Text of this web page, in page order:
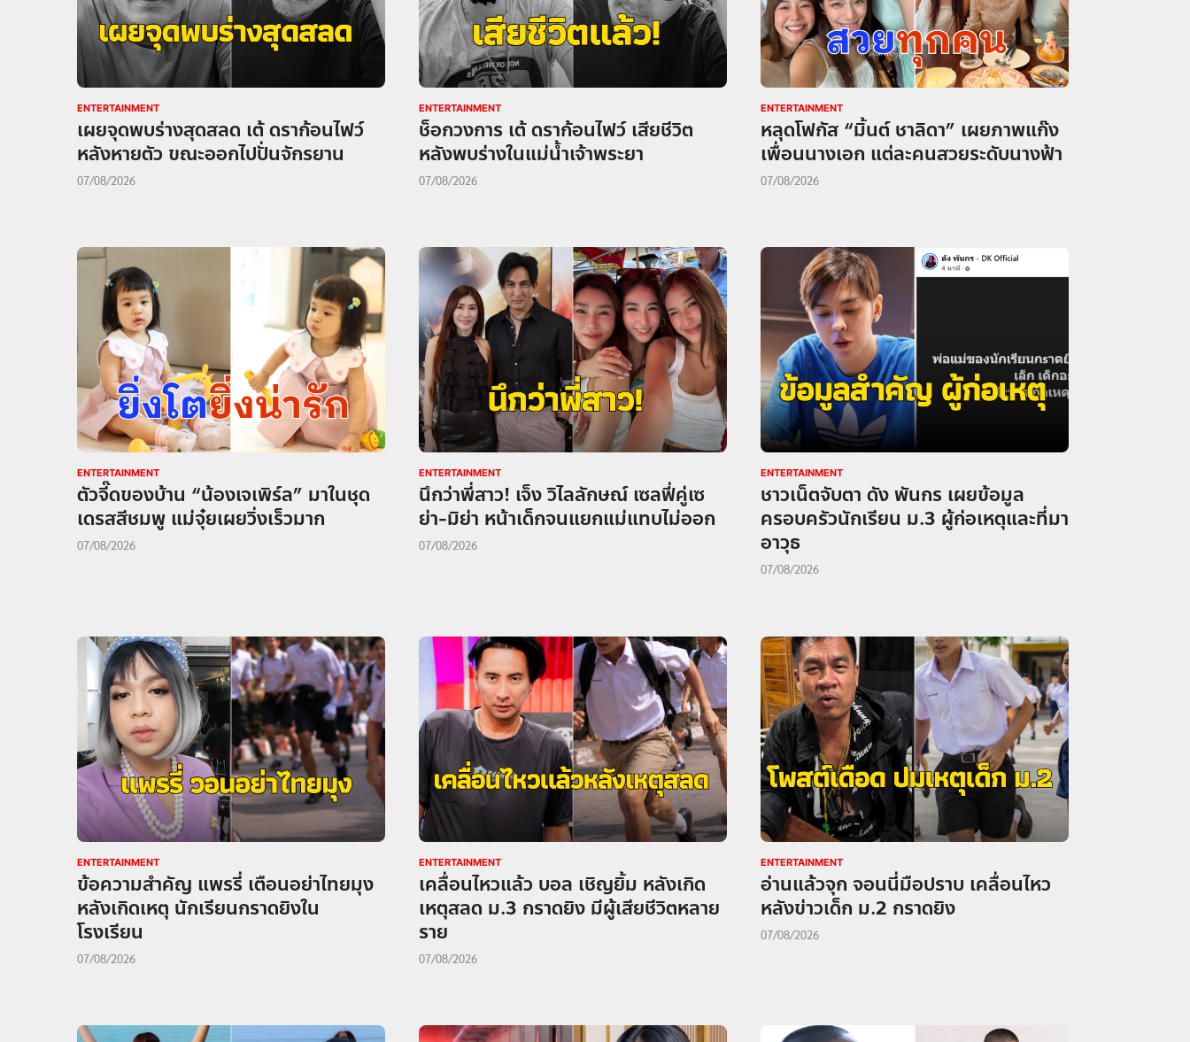
ENTERTAINMENT
เผยจุดพบร่างสุดสลด เต้ ดราก้อนไฟว์
หลังหายตัว ขณะออกไปปั่นจักรยาน
07/08/2026
ENTERTAINMENT
ช็อกวงการ เต้ ดราก้อนไฟว์ เสียชีวิต
หลังพบร่างในแม่น้ำเจ้าพระยา
07/08/2026
ENTERTAINMENT
หลุดโฟกัส “มิ้นต์ ชาลิดา” เผยภาพแก๊ง
เพื่อนนางเอก แต่ละคนสวยระดับนางฟ้า
07/08/2026
ENTERTAINMENT
ตัวจี๊ดของบ้าน “น้องเจเพิร์ล” มาในชุด
เดรสสีชมพู แม่จุ๋ยเผยวิ่งเร็วมาก
07/08/2026
ENTERTAINMENT
นึกว่าพี่สาว! เจ็ง วิไลลักษณ์ เซลฟี่คู่เซ
ย่า-มิย่า หน้าเด็กจนแยกแม่แทบไม่ออก
07/08/2026
ENTERTAINMENT
ชาวเน็ตจับตา ดัง พันกร เผยข้อมูล
ครอบครัวนักเรียน ม.3 ผู้ก่อเหตุและที่มา
อาวุธ
07/08/2026
ENTERTAINMENT
ข้อความสำคัญ แพรรี่ เตือนอย่าไทยมุง
หลังเกิดเหตุ นักเรียนกราดยิงใน
โรงเรียน
07/08/2026
ENTERTAINMENT
เคลื่อนไหวแล้ว บอล เชิญยิ้ม หลังเกิด
เหตุสลด ม.3 กราดยิง มีผู้เสียชีวิตหลาย
ราย
07/08/2026
ENTERTAINMENT
อ่านแล้วจุก จอนนี่มือปราบ เคลื่อนไหว
หลังข่าวเด็ก ม.2 กราดยิง
07/08/2026